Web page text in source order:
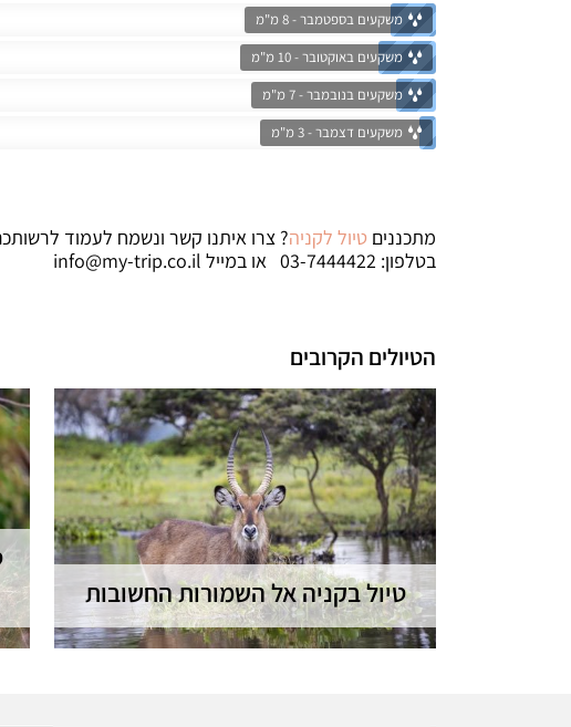
משקעים בספטמבר - 8 מ"מ
משקעים באוקטובר - 10 מ"מ
משקעים בנובמבר - 7 מ"מ
משקעים דצמבר - 3 מ"מ
מתכננים טיול לקניה? צרו איתנו קשר ונשמח לעמוד
בטלפון: 03-7444422 או במייל
info@my-trip.co.il
הטיולים הקרובים
טיול בקניה אל השמורות החשובות
שלושת השמורות היפות והמעניינות ביותר
בקניה - שמורת סמבורו המדברית, אגם נקורו